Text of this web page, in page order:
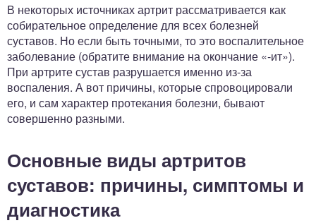
В некоторых источниках артрит рассматривается как
собирательное определение для всех болезней
суставов. Но если быть точными, то это воспалительное
заболевание (обратите внимание на окончание «-ит»).
При артрите сустав разрушается именно из-за
воспаления. А вот причины, которые спровоцировали
его, и сам характер протекания болезни, бывают
совершенно разными.
Основные виды артритов
суставов: причины, симптомы и
диагностика